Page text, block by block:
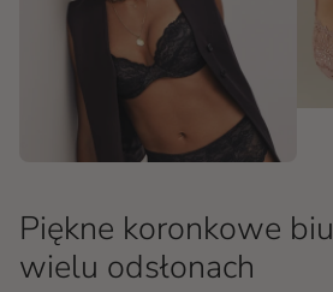
Piękne koronkowe
wielu odsłonach